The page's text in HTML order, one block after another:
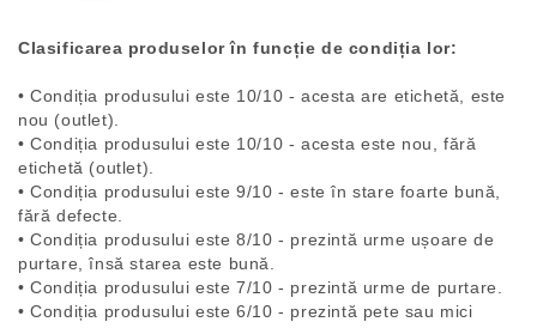
Clasificarea produselor în funcție de condiția lor:
• Condiția produsului este 10/10 - acesta are etichetă, este
nou (outlet).
• Condiția produsului este 10/10 - acesta este nou, fără
etichetă (outlet).
• Condiția produsului este 9/10 - este în stare foarte bună,
fără defecte.
• Condiția produsului este 8/10 - prezintă urme ușoare de
purtare, însă starea este bună.
• Condiția produsului este 7/10 - prezintă urme de purtare.
• Condiția produsului este 6/10 - prezintă pete sau mici